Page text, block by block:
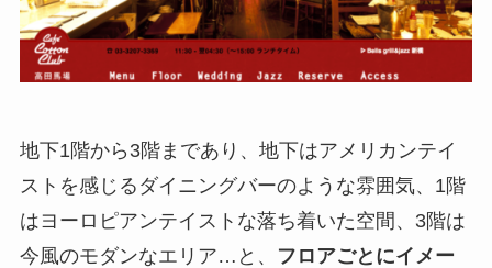
地下1階から3階まであり、地下はアメリカンテイ
ストを感じるダイニングバーのような雰囲気、1階
はヨーロピアンテイストな落ち着いた空間、3階は
今風のモダンなエリア…と、
フロアごとにイメー